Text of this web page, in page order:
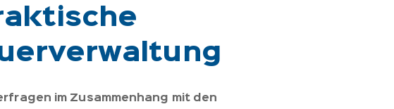
im Zusammenhang mit den